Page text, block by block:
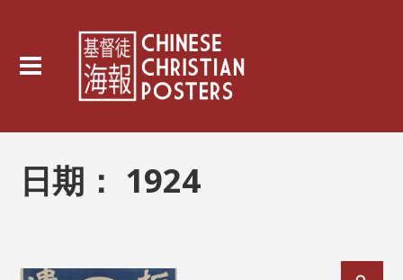
日期： 1924